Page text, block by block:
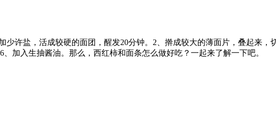
少许盐，活成较硬的面团，醒发20分钟。2、擀成较大的薄面片，叠起来
加入生抽酱油。那么，西红柿和面条怎么做好吃？一起来了解一下吧。